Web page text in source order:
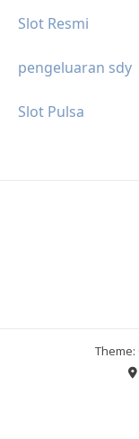
Slot Resmi
pengeluaran sdy
Slot Pulsa